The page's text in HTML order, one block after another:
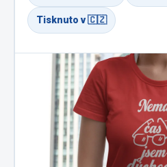
Tisknuto v 🇨🇿